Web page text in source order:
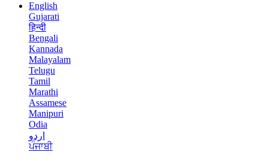
English
Gujarati
हिन्दी
Bengali
Kannada
Malayalam
Telugu
Tamil
Marathi
Assamese
Manipuri
Odia
اردو
ਪੰਜਾਬੀ